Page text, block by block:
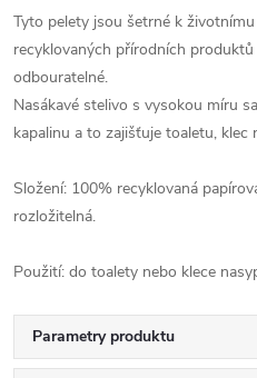
Tyto pelety jsou šetrné k
recyklovaných přírodních
odbouratelné.
Nasákavé stelivo s vysokou míru
kapalinu a to zajišťuje toaletu, klec
Složení: 100% recyklovaná
rozložitelná.
Použití: do toalety nebo klece
Parametry produktu